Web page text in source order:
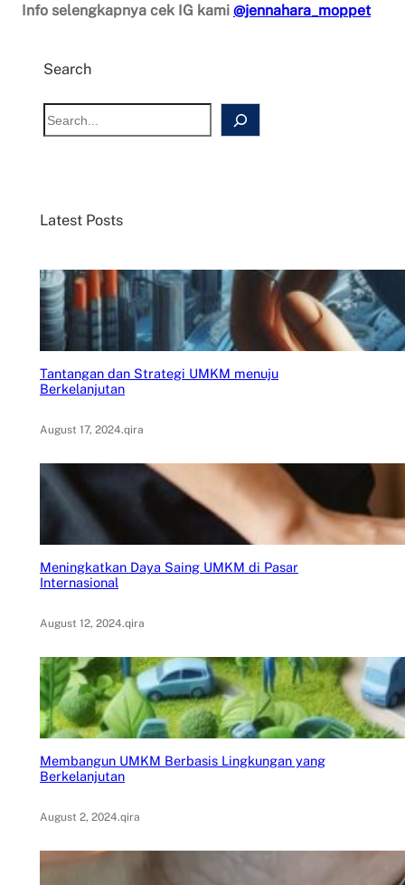
Info selengkapnya cek IG kami @jennahara_moppet
Search
S
e
h
Latest Posts
Tantangan dan Strategi UMKM menuju
Berkelanjutan
August 17, 2024.qira
Meningkatkan Daya Saing UMKM di Pasar
Internasional
August 12, 2024.qira
Membangun UMKM Berbasis Lingkungan yang
Berkelanjutan
August 2, 2024.qira